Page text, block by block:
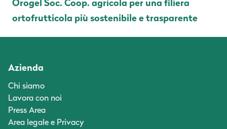
Orogel Soc. Coop. agricola per una filiera
ortofrutticola più sostenibile e trasparente
Azienda
Chi siamo
Lavora con noi
Press Area
Area legale e Privacy